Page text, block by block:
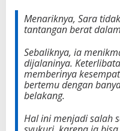
Menariknya, Sara
tantangan berat
Sebaliknya, ia
dijalaninya.
memberinya
bertemu dengan
belakang.
Hal ini menjadi salah